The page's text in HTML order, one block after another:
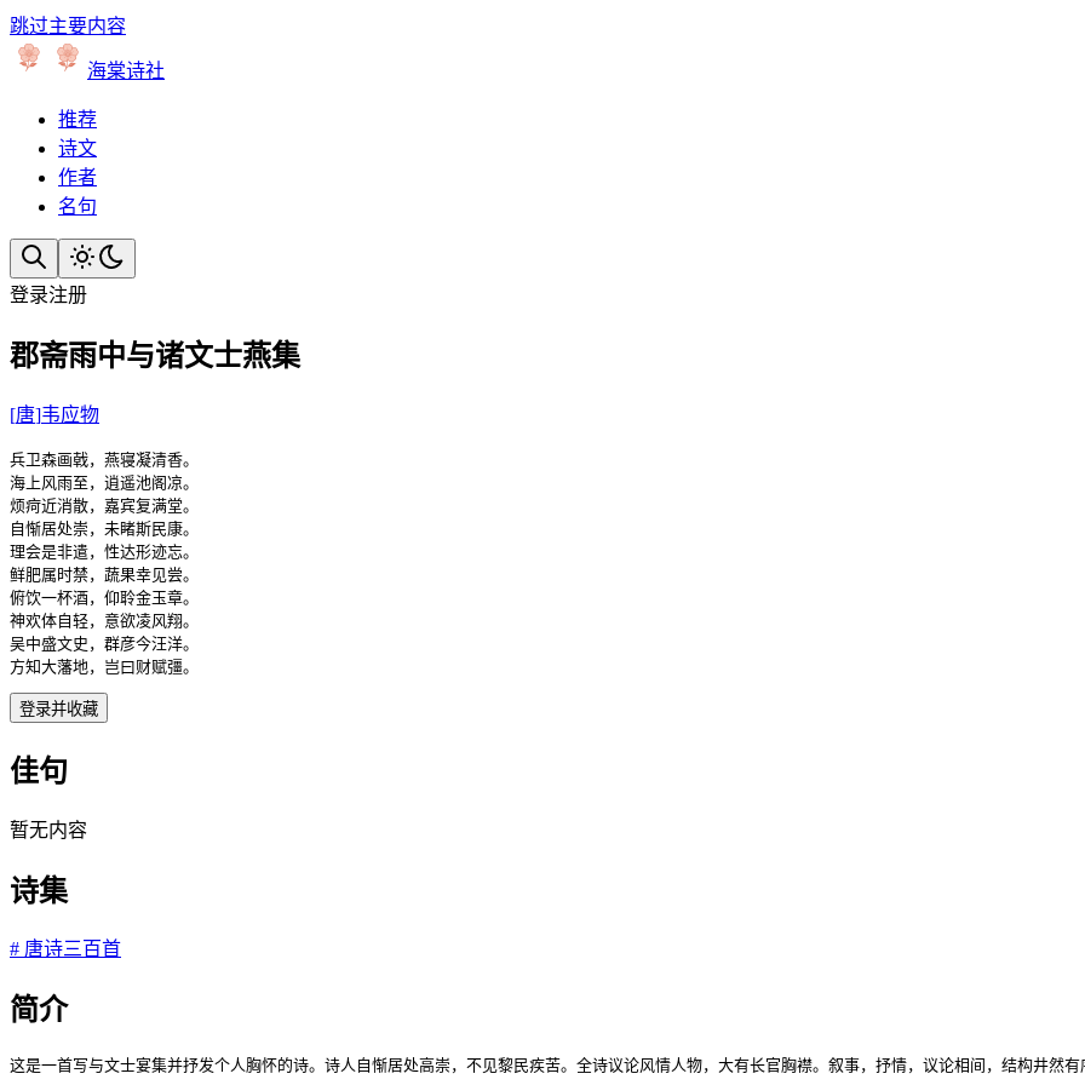
跳过主要内容
海棠诗社
推荐
诗文
作者
名句
登录注册
郡斋雨中与诸文士燕集
[唐]韦应物
兵卫森画戟，燕寝凝清香。
海上风雨至，逍遥池阁凉。
烦疴近消散，嘉宾复满堂。
自惭居处崇，未睹斯民康。
理会是非遣，性达形迹忘。
鲜肥属时禁，蔬果幸见尝。
俯饮一杯酒，仰聆金玉章。
神欢体自轻，意欲凌风翔。
吴中盛文史，群彦今汪洋。
方知大藩地，岂曰财赋彊。
登录并收藏
佳句
暂无内容
诗集
# 唐诗三百首
简介
这是一首写与文士宴集并抒发个人胸怀的诗。诗人自惭居处高崇，不见黎民疾苦。全诗议论风情人物，大有长官胸襟。叙事，抒情，议论相间，结构井然有